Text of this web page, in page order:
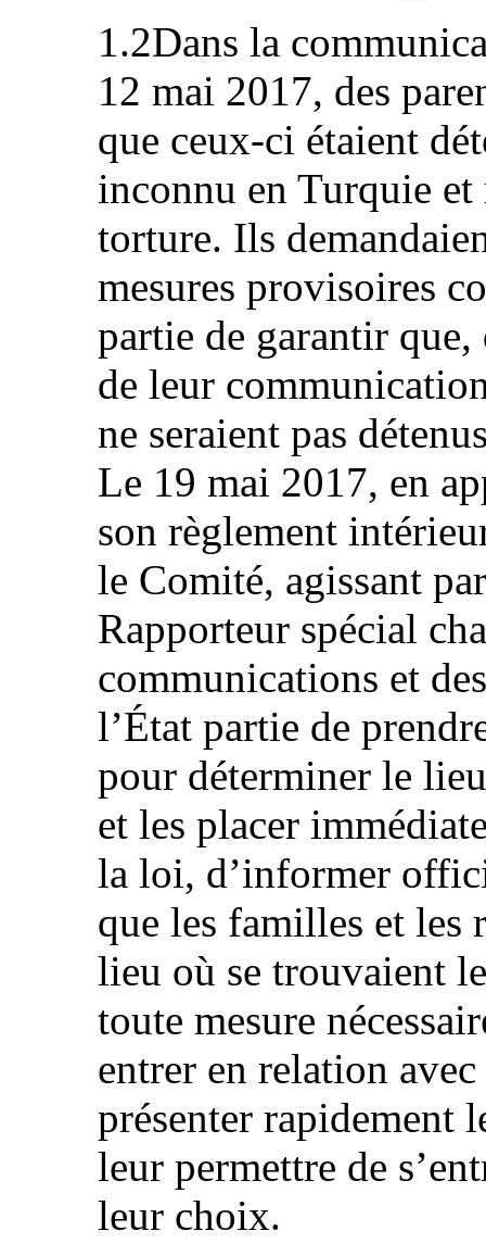
1.2Dans la
12 mai 2017, des
que ceux-ci étaient
inconnu en Turquie et
torture. Ils
mesures provisoires
partie de garantir que,
de leur
ne seraient pas
Le 19 mai 2017, en
son règlement
le Comité, agissant
Rapporteur spécial
communications et
l’État partie de
pour déterminer le
et les placer
la loi, d’informer
que les familles et les
lieu où se trouvaient
toute mesure
entrer en relation
présenter rapidement
leur permettre de
leur choix.